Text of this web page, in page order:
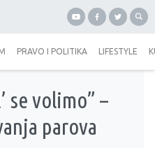
PRAVO I POLITIKA LIFESTYLE
se volimo” –
parova